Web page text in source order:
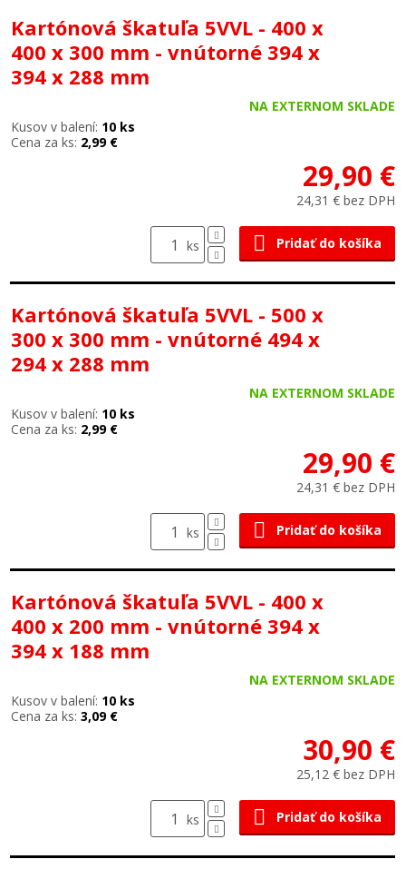
Kartónová škatuľa 5VVL - 400 x
400 x 300 mm - vnútorné 394 x
394 x 288 mm
NA EXTERNOM SKLADE
Kusov v balení: 10 ks
Cena za ks: 2,99 €
29,90 €
24,31 € bez DPH
ks Pridať do košíka
Kartónová škatuľa 5VVL - 500 x
300 x 300 mm - vnútorné 494 x
294 x 288 mm
NA EXTERNOM SKLADE
Kusov v balení: 10 ks
Cena za ks: 2,99 €
29,90 €
24,31 € bez DPH
ks Pridať do košíka
Kartónová škatuľa 5VVL - 400 x
400 x 200 mm - vnútorné 394 x
394 x 188 mm
NA EXTERNOM SKLADE
Kusov v balení: 10 ks
Cena za ks: 3,09 €
30,90 €
25,12 € bez DPH
ks Pridať do košíka